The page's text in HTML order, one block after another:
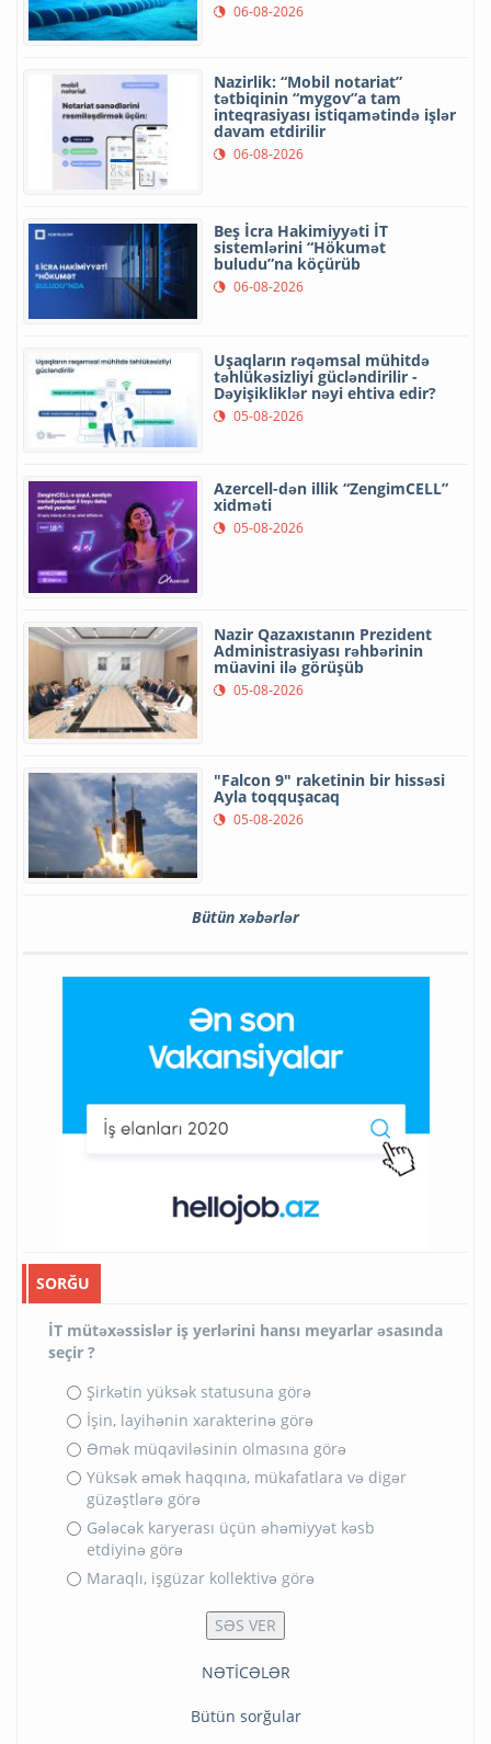
06-08-2026
Nazirlik: “Mobil notariat”
tətbiqinin “mygov”a tam
inteqrasiyası istiqamətində işlər
davam etdirilir
06-08-2026
Beş İcra Hakimiyyəti İT
sistemlərini “Hökumət
buludu”na köçürüb
06-08-2026
Uşaqların rəqəmsal mühitdə
təhlükəsizliyi gücləndirilir -
Dəyişikliklər nəyi ehtiva edir?
05-08-2026
Azercell-dən illik “ZengimCELL”
xidməti
05-08-2026
Nazir Qazaxıstanın Prezident
Administrasiyası rəhbərinin
müavini ilə görüşüb
05-08-2026
"Falcon 9" raketinin bir hissəsi
Ayla toqquşacaq
05-08-2026
Bütün xəbərlər
SORĞU
İT mütəxəssislər iş yerlərini hansı meyarlar əsasında
seçir ?
Şirkətin yüksək statusuna görə
İşin, layihənin xarakterinə görə
Əmək müqaviləsinin olmasına görə
Yüksək əmək haqqına, mükafatlara və digər
güzəştlərə görə
Gələcək karyerası üçün əhəmiyyət kəsb
etdiyinə görə
Maraqlı, işgüzar kollektivə görə
NƏTİCƏLƏR
Bütün sorğular